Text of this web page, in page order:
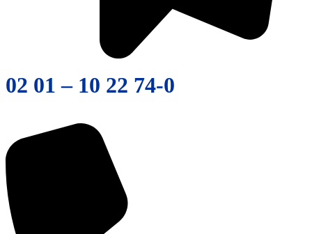
02 01 – 10 22 74-0